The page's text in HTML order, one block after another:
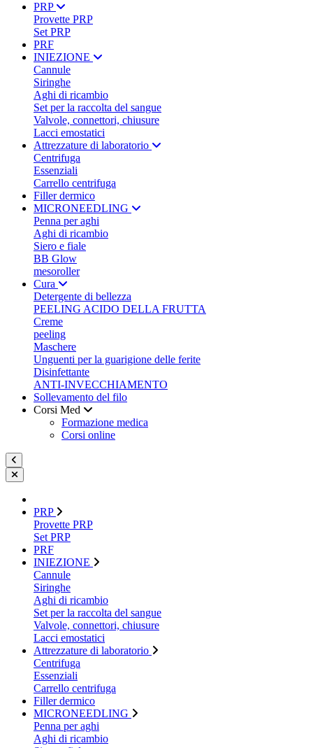
PRP
Provette PRP
Set PRP
PRF
INIEZIONE
Cannule
Siringhe
Aghi di ricambio
Set per la raccolta del sangue
Valvole, connettori, chiusure
Lacci emostatici
Attrezzature di laboratorio
Centrifuga
Essenziali
Carrello centrifuga
Filler dermico
MICRONEEDLING
Penna per aghi
Aghi di ricambio
Siero e fiale
BB Glow
mesoroller
Cura
Detergente di bellezza
PEELING ACIDO DELLA FRUTTA
Creme
peeling
Maschere
Unguenti per la guarigione delle ferite
Disinfettante
ANTI-INVECCHIAMENTO
Sollevamento del filo
Corsi Med
Formazione medica
Corsi online
PRP
Provette PRP
Set PRP
PRF
INIEZIONE
Cannule
Siringhe
Aghi di ricambio
Set per la raccolta del sangue
Valvole, connettori, chiusure
Lacci emostatici
Attrezzature di laboratorio
Centrifuga
Essenziali
Carrello centrifuga
Filler dermico
MICRONEEDLING
Penna per aghi
Aghi di ricambio